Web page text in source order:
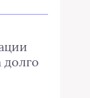
долго